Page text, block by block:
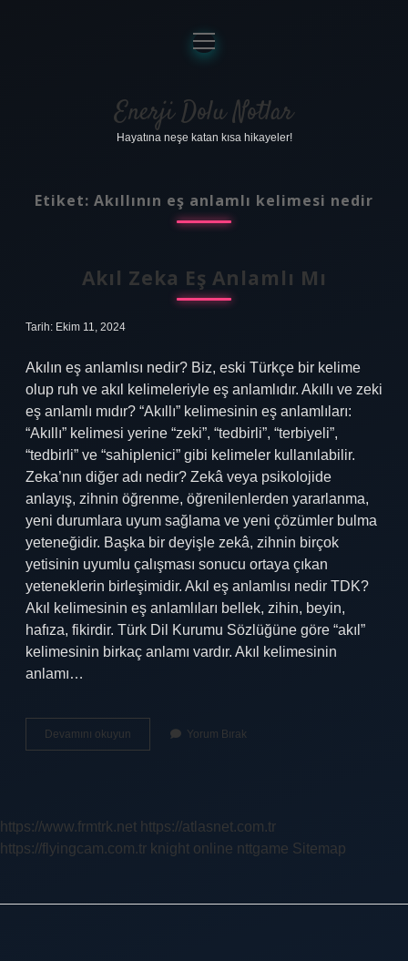
Anasayfa
Gizlilik Politikası
Yasal Uyarı
menüyü
aç
Enerji Dolu Notlar
Hayatına neşe katan kısa hikayeler!
Etiket: Akıllının eş anlamlı kelimesi nedir
Akıl Zeka Eş Anlamlı Mı
Tarih: Ekim 11, 2024
Akılın eş anlamlısı nedir? Biz, eski Türkçe bir kelime
olup ruh ve akıl kelimeleriyle eş anlamlıdır. Akıllı ve zeki
eş anlamlı mıdır? “Akıllı” kelimesinin eş anlamlıları:
“Akıllı” kelimesi yerine “zeki”, “tedbirli”, “terbiyeli”,
“tedbirli” ve “sahiplenici” gibi kelimeler kullanılabilir.
Zeka’nın diğer adı nedir? Zekâ veya psikolojide
anlayış, zihnin öğrenme, öğrenilenlerden yararlanma,
yeni durumlara uyum sağlama ve yeni çözümler bulma
yeteneğidir. Başka bir deyişle zekâ, zihnin birçok
yetisinin uyumlu çalışması sonucu ortaya çıkan
yeteneklerin birleşimidir. Akıl eş anlamlısı nedir TDK?
Akıl kelimesinin eş anlamlıları bellek, zihin, beyin,
hafıza, fikirdir. Türk Dil Kurumu Sözlüğüne göre “akıl”
kelimesinin birkaç anlamı vardır. Akıl kelimesinin
anlamı…
Devamını okuyun
Zeka
Yorum Bırak
https://www.frmtrk.net https://atlasnet.com.tr
https://flyingcam.com.tr knight online nttgame Sitemap